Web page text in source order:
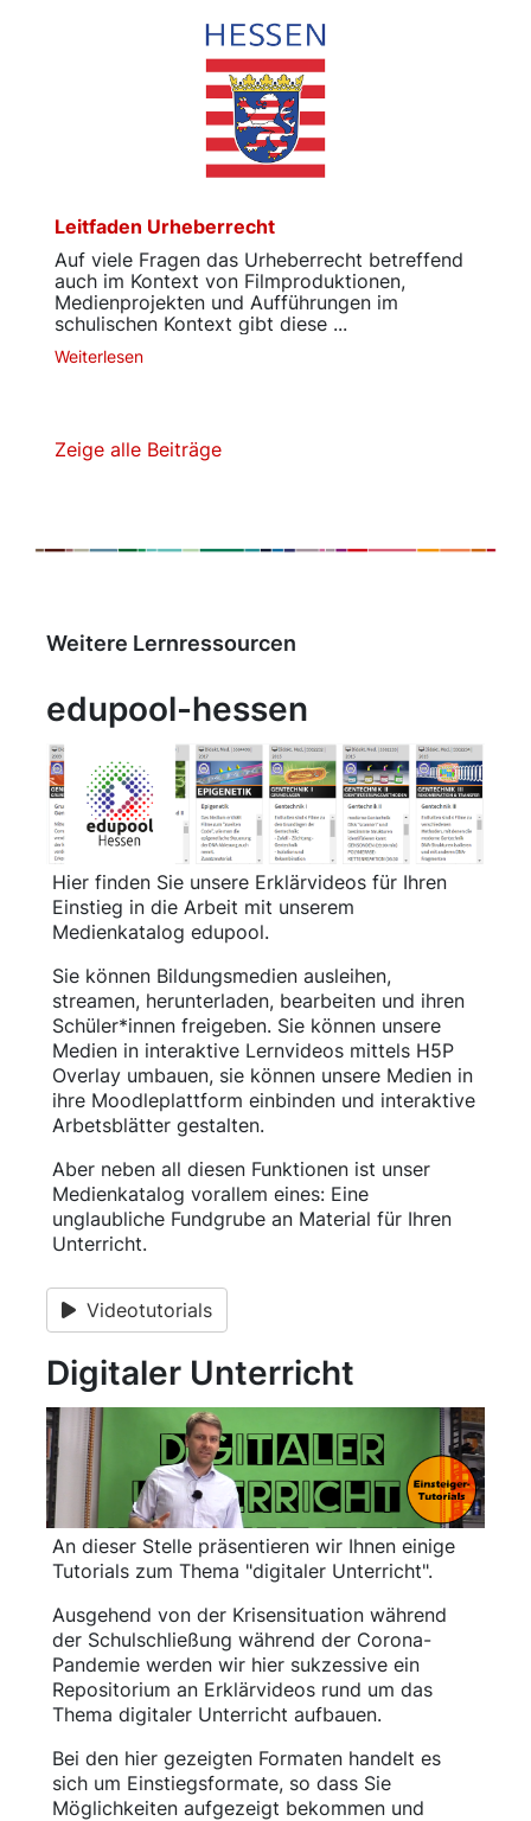
Leitfaden Urheberrecht
Auf viele Fragen das Urheberrecht betreffend
auch im Kontext von Filmproduktionen,
Medienprojekten und Aufführungen im
schulischen Kontext gibt diese ...
Weiterlesen
Zeige alle Beiträge
Weitere Lernressourcen
edupool-hessen
Hier finden Sie unsere Erklärvideos für Ihren
Einstieg in die Arbeit mit unserem
Medienkatalog edupool.
Sie können Bildungsmedien ausleihen,
streamen, herunterladen, bearbeiten und ihren
Schüler*innen freigeben. Sie können unsere
Medien in interaktive Lernvideos mittels H5P
Overlay umbauen, sie können unsere Medien in
ihre Moodleplattform einbinden und interaktive
Arbetsblätter gestalten.
Aber neben all diesen Funktionen ist unser
Medienkatalog vorallem eines: Eine
unglaubliche Fundgrube an Material für Ihren
Unterricht.
Videotutorials
Digitaler Unterricht
An dieser Stelle präsentieren wir Ihnen einige
Tutorials zum Thema "digitaler Unterricht".
Ausgehend von der Krisensituation während
der Schulschließung während der Corona-
Pandemie werden wir hier sukzessive ein
Repositorium an Erklärvideos rund um das
Thema digitaler Unterricht aufbauen.
Bei den hier gezeigten Formaten handelt es
sich um Einstiegsformate, so dass Sie
Möglichkeiten aufgezeigt bekommen und